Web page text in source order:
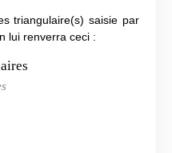
triangulaire(s) saisie par
lui renverra ceci :